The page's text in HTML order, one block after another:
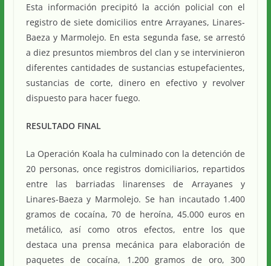
Esta información precipitó la acción policial con el
registro de siete domicilios entre Arrayanes, Linares-
Baeza y Marmolejo. En esta segunda fase, se arrestó
a diez presuntos miembros del clan y se intervinieron
diferentes cantidades de sustancias estupefacientes,
sustancias de corte, dinero en efectivo y revolver
dispuesto para hacer fuego.
RESULTADO FINAL
La Operación Koala ha culminado con la detención de
20 personas, once registros domiciliarios, repartidos
entre las barriadas linarenses de Arrayanes y
Linares-Baeza y Marmolejo. Se han incautado 1.400
gramos de cocaína, 70 de heroína, 45.000 euros en
metálico, así como otros efectos, entre los que
destaca una prensa mecánica para elaboración de
paquetes de cocaína, 1.200 gramos de oro, 300